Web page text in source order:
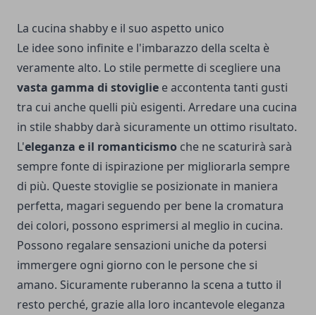
La cucina shabby e il suo aspetto unico
Le idee sono infinite e l'imbarazzo della scelta è
veramente alto. Lo stile permette di scegliere una
vasta gamma di stoviglie e accontenta tanti gusti
tra cui anche quelli più esigenti. Arredare una cucina
in stile shabby darà sicuramente un ottimo risultato.
L'eleganza e il romanticismo che ne scaturirà sarà
sempre fonte di ispirazione per migliorarla sempre
di più. Queste stoviglie se posizionate in maniera
perfetta, magari seguendo per bene la cromatura
dei colori, possono esprimersi al meglio in cucina.
Possono regalare sensazioni uniche da potersi
immergere ogni giorno con le persone che si
amano. Sicuramente ruberanno la scena a tutto il
resto perché, grazie alla loro incantevole eleganza